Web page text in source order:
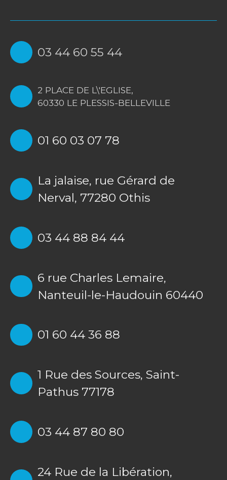
03 44 60 55 44
2 PLACE DE L\'EGLISE,
60330 LE PLESSIS-BELLEVILLE
01 60 03 07 78
La jalaise, rue Gérard de
Nerval, 77280 Othis
03 44 88 84 44
6 rue Charles Lemaire,
Nanteuil-le-Haudouin 60440
01 60 44 36 88
1 Rue des Sources, Saint-
Pathus 77178
03 44 87 80 80
24 Rue de la Libération,